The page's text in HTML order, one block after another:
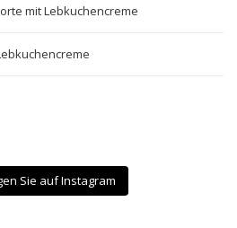
mit Lebkuchencreme
Sie auf Instagram